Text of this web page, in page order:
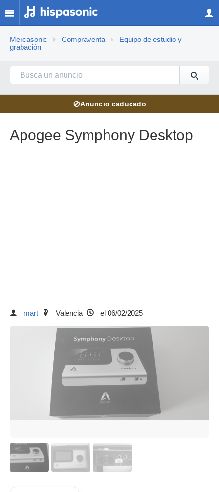
Mercasonic Compraventa
Equipo de estudio y
grabación
⊘Anuncio caducado
Apogee Symphony Desktop
mart Valencia el 06/02/2025